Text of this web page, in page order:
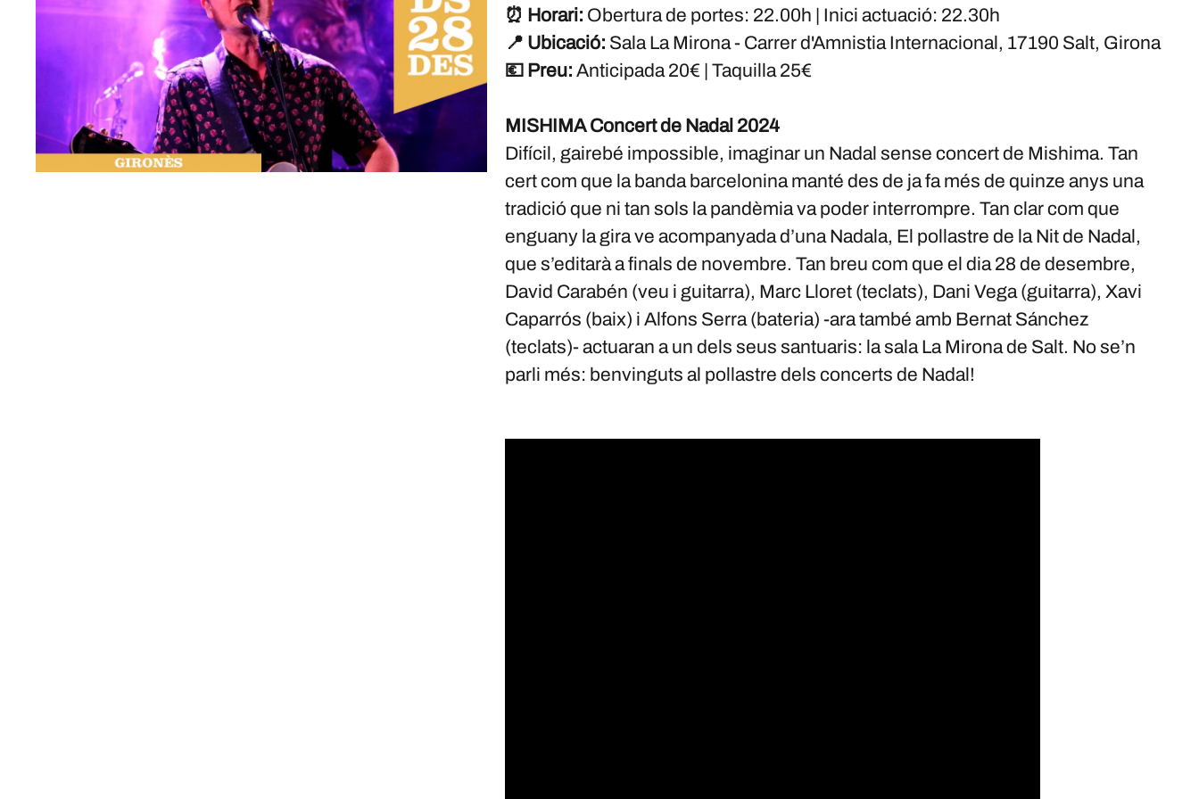
⏰ Horari: Obertura de portes: 22.00h | Inici actuació: 22.30h
📍 Ubicació: Sala La Mirona - Carrer d'Amnistia Internacional, 17190 Salt, Girona
💶 Preu: Anticipada 20€ | Taquilla 25€
MISHIMA Concert de Nadal 2024
Difícil, gairebé impossible, imaginar un Nadal sense concert de Mishima. Tan
cert com que la banda barcelonina manté des de ja fa més de quinze anys una
tradició que ni tan sols la pandèmia va poder interrompre. Tan clar com que
enguany la gira ve acompanyada d’una Nadala, El pollastre de la Nit de Nadal,
que s’editarà a finals de novembre. Tan breu com que el dia 28 de desembre,
David Carabén (veu i guitarra), Marc Lloret (teclats), Dani Vega (guitarra), Xavi
Caparrós (baix) i Alfons Serra (bateria) -ara també amb Bernat Sánchez
(teclats)- actuaran a un dels seus santuaris: la sala La Mirona de Salt. No se’n
parli més: benvinguts al pollastre dels concerts de Nadal!